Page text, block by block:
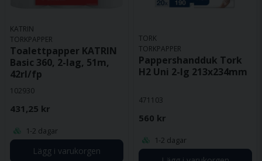
KATRIN
TORKPAPPER
Toalettpapper KATRIN
Basic 360, 2-lag, 51m,
42rl/fp
102930
431,25 kr
1-2 dagar
Lägg i varukorgen
TORK
TORKPAPPER
Pappershandduk Tork
H2 Uni 2-lg 213x234mm
471103
560 kr
1-2 dagar